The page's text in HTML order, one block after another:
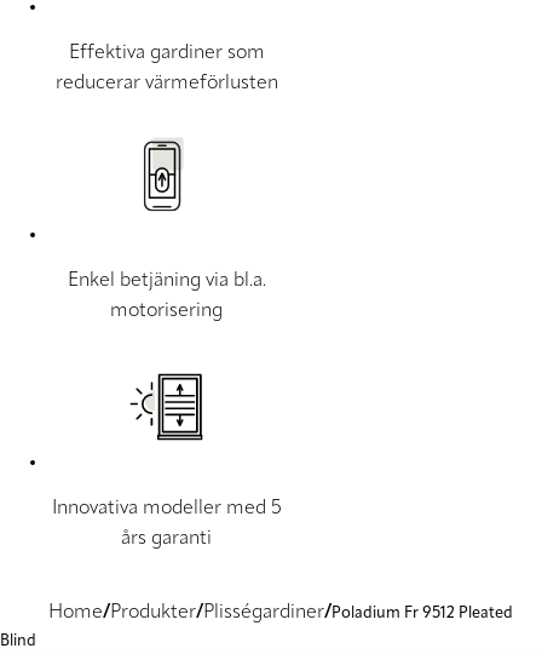
Effektiva gardiner som
reducerar värmeförlusten
Enkel betjäning via bl.a.
motorisering
Innovativa modeller med 5
års garanti
Home Produkter Plisségardiner
Poladium Fr 9512 Pleated
Blind